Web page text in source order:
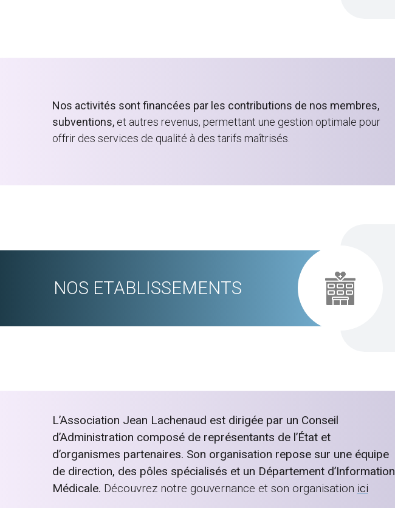
Nos activités sont financées par les contributions de nos membres,
subventions,et autres revenus, permettant une gestion optimale pour
offrir des services de qualité à des tarifs maîtrisés.
NOS ETABLISSEMENTS
L’Association Jean Lachenaud est dirigée par un Conseil
d’Administration composé de représentants de l’État et
d’organismes partenaires. Son organisation repose sur une équipe
de direction, des pôles spécialisés et un Département d’Information
Médicale. Découvrez notre gouvernance et son organisation ici